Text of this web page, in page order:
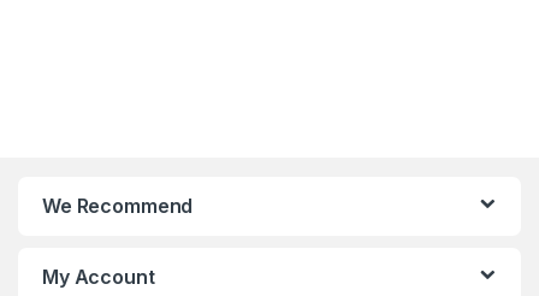
We Recommend
My Account